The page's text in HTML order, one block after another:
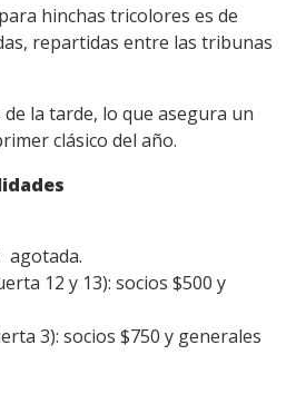
Link
hinchas tricolores es de
repartidas entre las tribunas
la tarde, lo que asegura un
clásico del año.
agotada.
12 y 13): socios $500 y
3): socios $750 y generales